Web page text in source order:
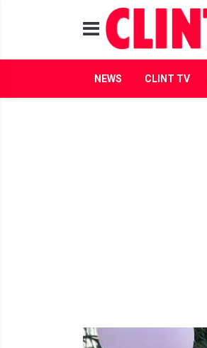
NEWS CLINT TV